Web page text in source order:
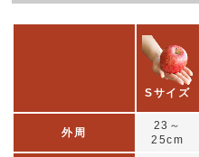
Sサイズ
外周
23～
25cm